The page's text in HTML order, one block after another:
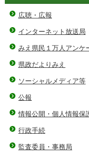
広聴・広報
インターネット放送局
みえ県民１万人アンケ
県政だよりみえ
ソーシャルメディア等
公報
情報公開・個人情報保
行政手続
監査委員・事務局